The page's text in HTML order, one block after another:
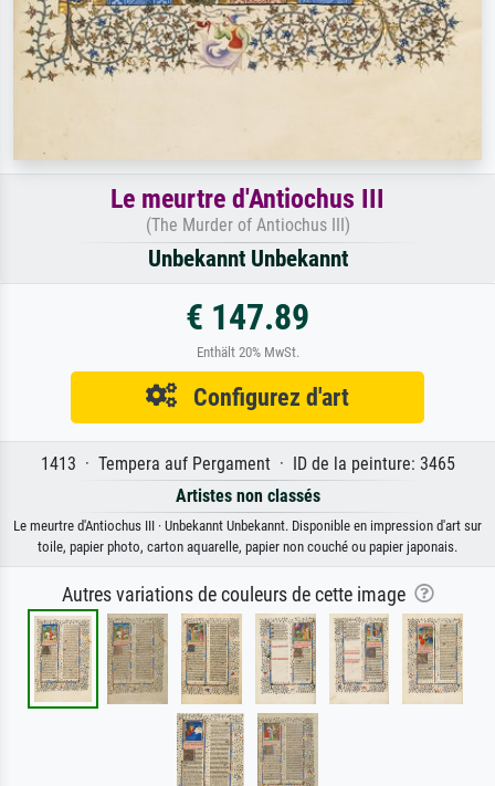
Le meurtre d'Antiochus III
(The Murder of Antiochus III)
Unbekannt Unbekannt
€ 147.89
Enthält 20% MwSt.
Configurez d'art
1413 · Tempera auf Pergament · ID de la peinture: 3465
Artistes non classés
Le meurtre d'Antiochus III · Unbekannt Unbekannt. Disponible en impression d'art sur
toile, papier photo, carton aquarelle, papier non couché ou papier japonais.
Autres variations de couleurs de cette image